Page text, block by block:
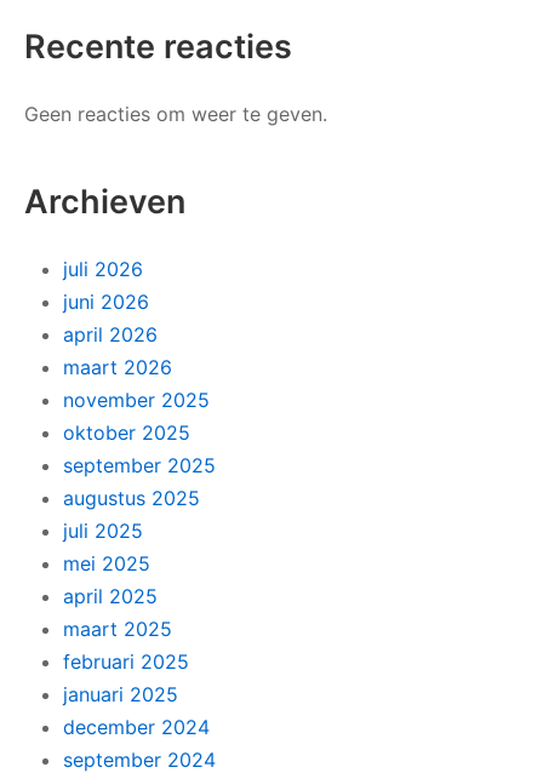
Recente reacties
Geen reacties om weer te geven.
Archieven
juli 2026
juni 2026
april 2026
maart 2026
november 2025
oktober 2025
september 2025
augustus 2025
juli 2025
mei 2025
april 2025
maart 2025
februari 2025
januari 2025
december 2024
september 2024